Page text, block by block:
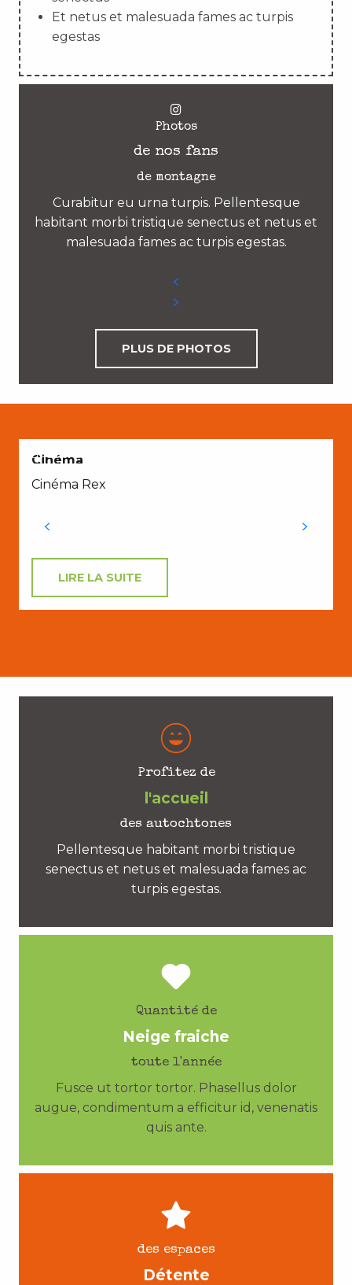
Et netus et malesuada fames ac turpis
egestas
Photos
de nos fans
de montagne
Curabitur eu urna turpis. Pellentesque
habitant morbi tristique senectus et netus et
malesuada fames ac turpis egestas.
PLUS DE PHOTOS
EN COUPLE
Cinéma
Cinéma Rex
LIRE LA SUITE
Profitez de
l'accueil
des autochtones
Pellentesque habitant morbi tristique
senectus et netus et malesuada fames ac
turpis egestas.
Quantité de
Neige fraiche
toute l'année
Fusce ut tortor tortor. Phasellus dolor
augue, condimentum a efficitur id, venenatis
quis ante.
des espaces
Détente